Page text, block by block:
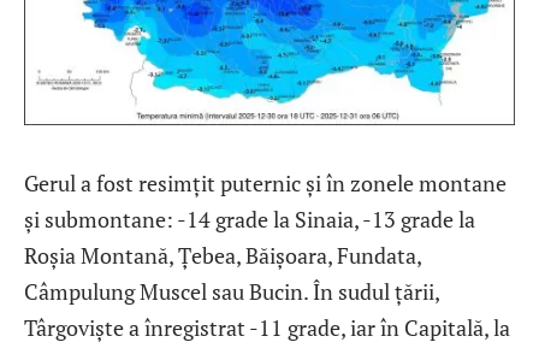
Gerul a fost resimțit puternic și în zonele montane
și submontane: -14 grade la Sinaia, -13 grade la
Roșia Montană, Țebea, Băișoara, Fundata,
Câmpulung Muscel sau Bucin. În sudul țării,
Târgoviște a înregistrat -11 grade, iar în Capitală, la